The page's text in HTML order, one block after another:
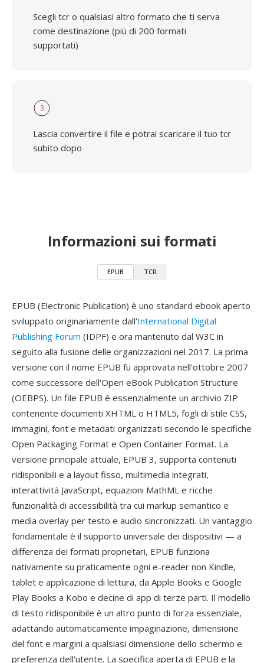
Scegli tcr o qualsiasi altro formato che ti serva
come destinazione (più di 200 formati
supportati)
3
Lascia convertire il file e potrai scaricare il tuo tcr
subito dopo
Informazioni sui formati
EPUB TCR
EPUB (Electronic Publication) è uno standard ebook aperto
sviluppato originariamente dall'International Digital
Publishing Forum (IDPF) e ora mantenuto dal W3C in
seguito alla fusione delle organizzazioni nel 2017. La prima
versione con il nome EPUB fu approvata nell'ottobre 2007
come successore dell'Open eBook Publication Structure
(OEBPS). Un file EPUB è essenzialmente un archivio ZIP
contenente documenti XHTML o HTML5, fogli di stile CSS,
immagini, font e metadati organizzati secondo le specifiche
Open Packaging Format e Open Container Format. La
versione principale attuale, EPUB 3, supporta contenuti
ridisponibili e a layout fisso, multimedia integrati,
interattività JavaScript, equazioni MathML e ricche
funzionalità di accessibilità tra cui markup semantico e
media overlay per testo e audio sincronizzati. Un vantaggio
fondamentale è il supporto universale dei dispositivi — a
differenza dei formati proprietari, EPUB funziona
nativamente su praticamente ogni e-reader non Kindle,
tablet e applicazione di lettura, da Apple Books e Google
Play Books a Kobo e decine di app di terze parti. Il modello
di testo ridisponibile è un altro punto di forza essenziale,
adattando automaticamente impaginazione, dimensione
del font e margini a qualsiasi dimensione dello schermo e
preferenza dell'utente. La specifica aperta di EPUB e la